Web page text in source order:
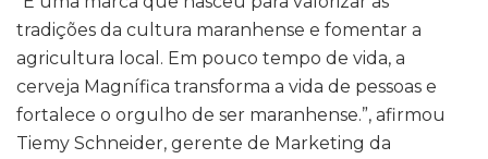
tradições da cultura maranhense e fomentar a
agricultura local. Em pouco tempo de vida, a
cerveja Magnífica transforma a vida de pessoas e
fortalece o orgulho de ser maranhense.”, afirmou
Tiemy Schneider, gerente de Marketing da